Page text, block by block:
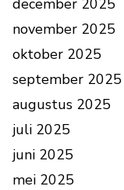
november 2025
oktober 2025
september 2025
augustus 2025
juli 2025
juni 2025
mei 2025